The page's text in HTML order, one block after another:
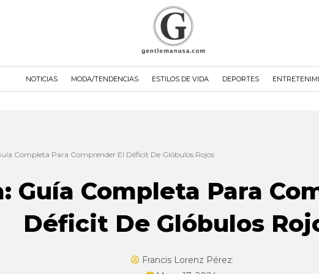
NOTICIAS MODA/TENDENCIAS ESTILOS DE VIDA DEPORTES
Completa Para Comprender El Déficit De Glóbulos Rojos
Guía Completa Para
Déficit De Glóbulos
Francis Lorenz Pérez